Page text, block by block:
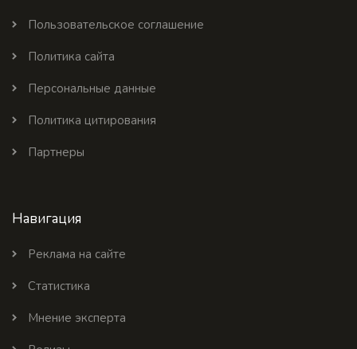
Пользовательское соглашение
Политика сайта
Персональные данные
Политика цитирования
Партнеры
Навигация
Реклама на сайте
Статистика
Мнение эксперта